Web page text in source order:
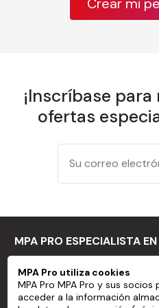
1 brocha para
PVC preencolado
Ancho de la
600 mm
536
Espesor
177
según el
prueba
¡Inscríbase
ofertas
MPA PRO ESPECIALISTA
MPA PRO
MPA Pro utiliza cookies
MPA Pro MPA Pro y sus
acceder a la información